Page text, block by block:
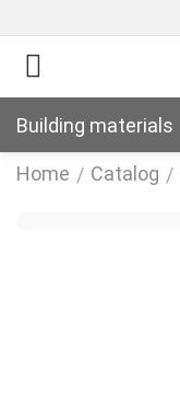
Building materials
Home / Catalog /